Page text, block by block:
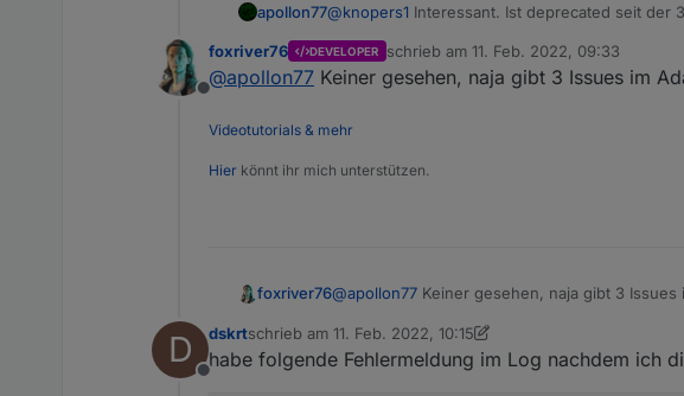
apollon77@knopers1 Interessant. Ist deprecated seit der
adapter.objects.getObjectListin
Anpassen muss es frankjoke ... sorry
Offline
foxriver76 DEVELOPER schrieb am 11. Feb. 2022, 09:33
zuletzt editiert von
@apollon77 Keiner gesehen, naja gibt 3 Issues im
Videotutorials & mehr
Hier könnt ihr mich unterstützen.
foxriver76@apollon77 Keiner gesehen, naja gibt 3 Issues
D
Offline
dskrtschrieb am 11. Feb. 2022, 10:15
zuletzt editiert von Negalein 2. Nov. 2022, 11:57
habe folgende Fehlermeldung im Log nachdem ich